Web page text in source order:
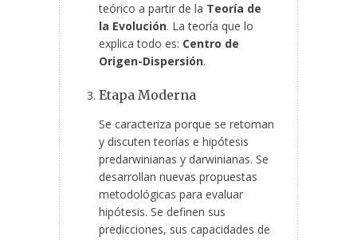
teórico a partir de la Teoría de
la Evolución. La teoría que lo
explica todo es: Centro de
Origen-Dispersión.
Etapa Moderna
Se caracteriza porque se retoman
y discuten teorías e hipótesis
predarwinianas y darwinianas. Se
desarrollan nuevas propuestas
metodológicas para evaluar
hipótesis. Se definen sus
predicciones, sus capacidades de